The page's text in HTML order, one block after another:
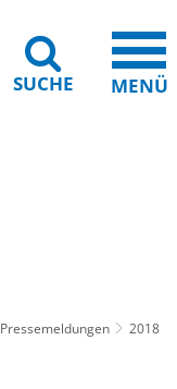
SUCHE MENÜ
Pressemeldungen
2018